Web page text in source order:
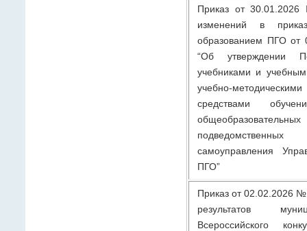
Приказ от
изменений в
образованием ПГО
“Об утверждении
учебниками и
учебно-
средствами
самоуправления
ПГО”
Приказ от 02.02.2026
результатов
Всероссийского